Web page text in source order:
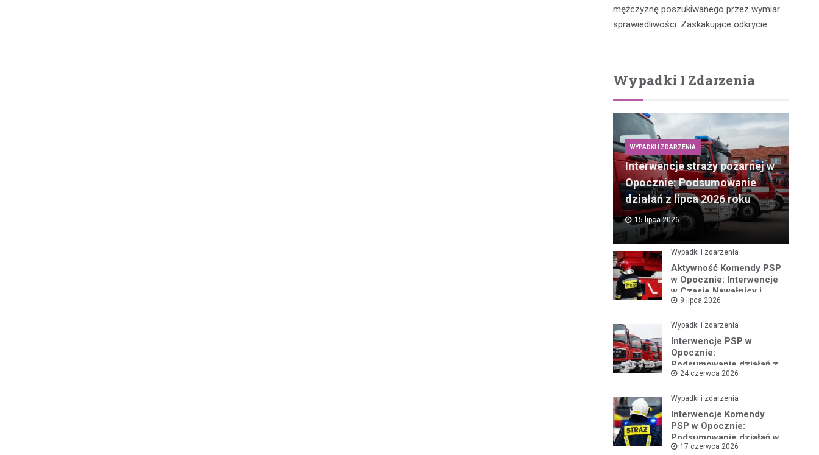
mężczyznę poszukiwanego przez wymiar
sprawiedliwości. Zaskakujące odkrycie…
Wypadki I Zdarzenia
WYPADKI I ZDARZENIA
Interwencje straży pożarnej w
Opocznie: Podsumowanie
działań z lipca 2026 roku
15 lipca 2026
Wypadki i zdarzenia
Aktywność Komendy PSP
w Opocznie: Interwencje
w Czasie Nawałnicy i
Pożarów
9 lipca 2026
Wypadki i zdarzenia
Interwencje PSP w
Opocznie:
Podsumowanie działań z
czerwca 2026 roku
24 czerwca 2026
Wypadki i zdarzenia
Interwencje Komendy
PSP w Opocznie:
Podsumowanie działań w
czerwcu 2026
17 czerwca 2026